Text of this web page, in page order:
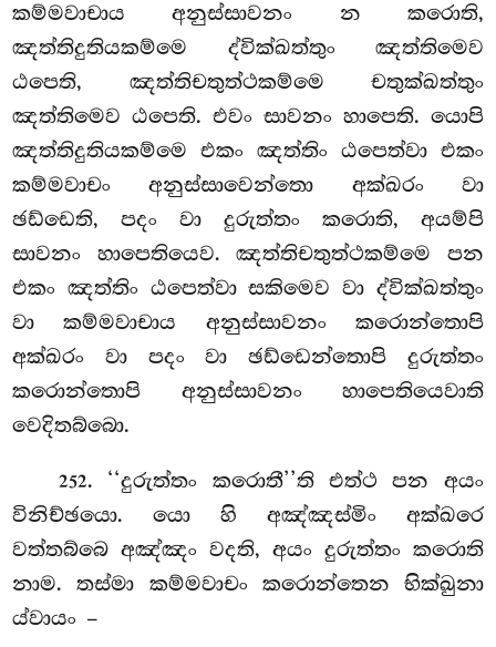
කම්මවාචාය අනුස්සාවනං න කරොති,
ඤත්තිදුතියකම්මෙ ද්වික්ඛත්තුං ඤත්තිමෙව
ඨපෙති, ඤත්තිචතුත්ථකම්මෙ චතුක්ඛත්තුං
ඤත්තිමෙව ඨපෙති. එවං සාවනං හාපෙති. යොපි
ඤත්තිදුතියකම්මෙ එකං ඤත්තිං ඨපෙත්වා එකං
කම්මවාචං අනුස්සාවෙන්තො අක්ඛරං වා
ඡඩ්ඩෙති, පදං වා දුරුත්තං කරොති, අයම්පි
සාවනං හාපෙතියෙව. ඤත්තිචතුත්ථකම්මෙ පන
එකං ඤත්තිං ඨපෙත්වා සකිමෙව වා ද්වික්ඛත්තුං
වා කම්මවාචාය අනුස්සාවනං කරොන්තොපි
අක්ඛරං වා පදං වා ඡඩ්ඩෙන්තොපි දුරුත්තං
කරොන්තොපි අනුස්සාවනං හාපෙතියෙවාති
වෙදිතබ්බො.
252. ‘‘දුරුත්තං කරොතී’’ති එත්ථ පන අයං
විනිච්ඡයො. යො හි අඤ්ඤස්මිං අක්ඛරෙ
වත්තබ්බෙ අඤ්ඤං වදති, අයං දුරුත්තං කරොති
නාම. තස්මා කම්මවාචං කරොන්තෙන භික්ඛුනා
ය්වායං –